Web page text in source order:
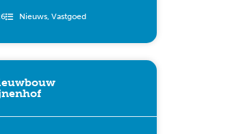
Nieuws, Vastgoed